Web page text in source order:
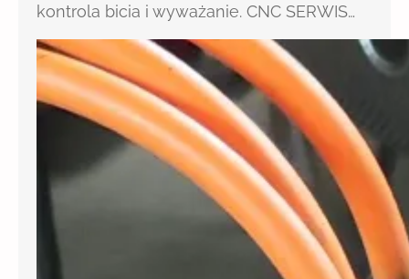
kontrola bicia i wyważanie. CNC SERWIS…